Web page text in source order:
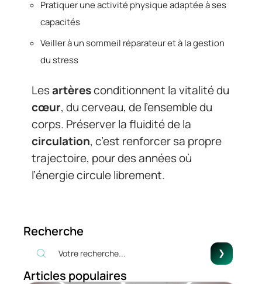
Pratiquer une activité physique adaptée à ses
capacités
Veiller à un sommeil réparateur et à la gestion
du stress
Lesartèresconditionnent la vitalité du
cœur, du cerveau, de l’ensemble du
corps. Préserver la fluidité de la
circulation, c’est renforcer sa propre
trajectoire, pour des années où
l’énergie circule librement.
Recherche
Articles populaires